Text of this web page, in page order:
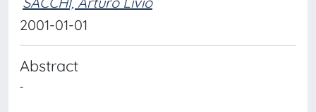
2001-01-01
Abstract
-